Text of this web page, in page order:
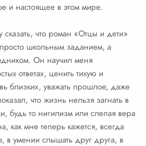
и настоящее в этом мире.
сказать, что роман «Отцы и дети»
школьным заданием, а
Он научил меня
ответах, ценить тихую и
близких, уважать прошлое, даже
что жизнь нельзя загнать в
будь то нигилизм или слепая вера
как мне теперь кажется, всегда
в умении слышать друг друга, в